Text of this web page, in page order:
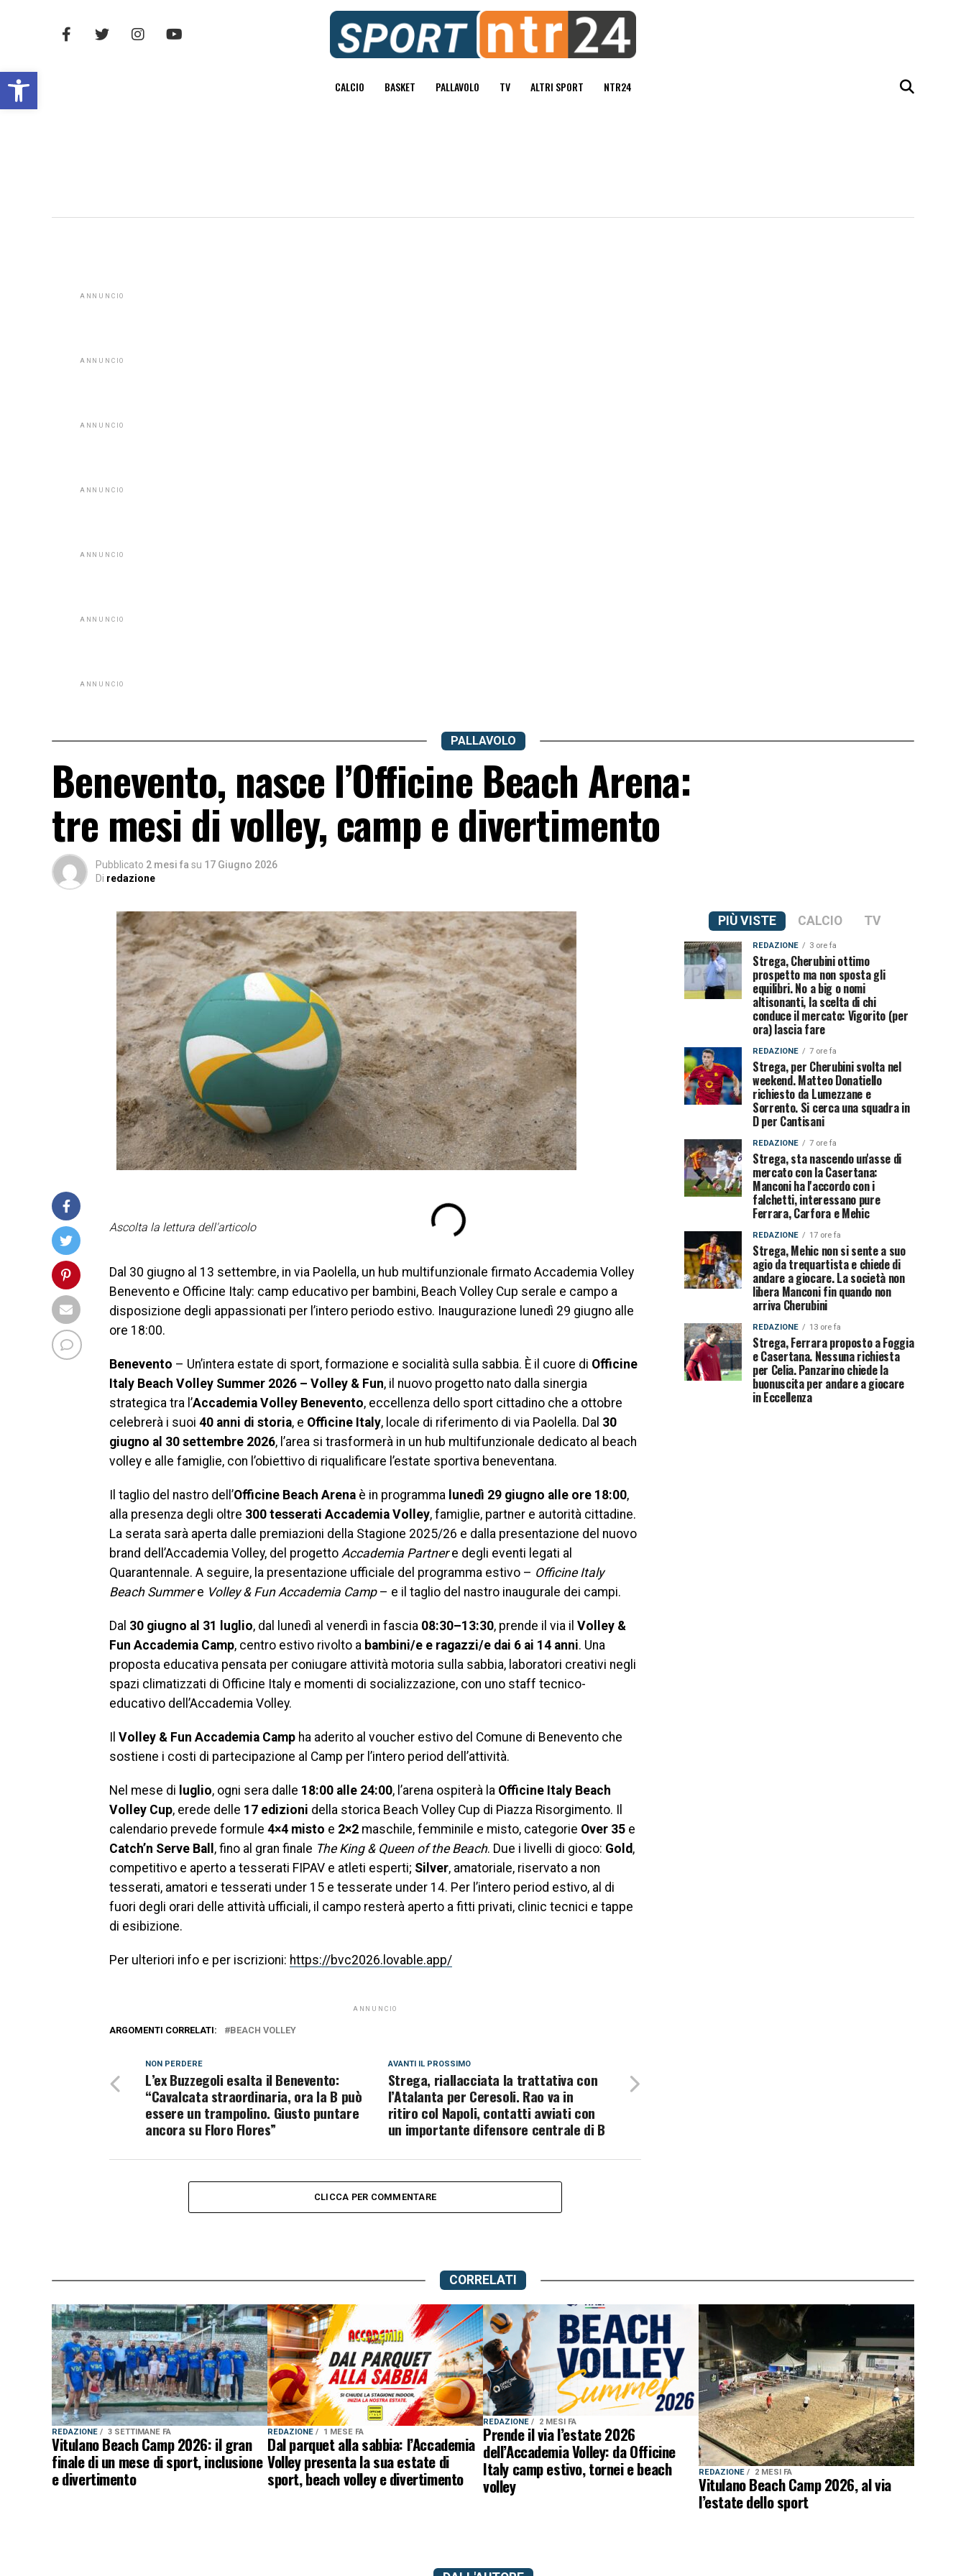
Open toolbar CALCIO BASKET PALLAVOLO TV ALTRI SPORT NTR24
ANNUNCIO
ANNUNCIO
ANNUNCIO
ANNUNCIO
ANNUNCIO
ANNUNCIO
ANNUNCIO
PALLAVOLO
Benevento, nasce l’Officine Beach Arena:
tre mesi di volley, camp e divertimento
Pubblicato 2 mesi fa su 17 Giugno 2026
Di redazione
Ascolta la lettura dell'articolo
Dal 30 giugno al 13 settembre, in via Paolella, un hub multifunzionale firmato Accademia Volley
Benevento e Officine Italy: camp educativo per bambini, Beach Volley Cup serale e campo a
disposizione degli appassionati per l’intero periodo estivo. Inaugurazione lunedì 29 giugno alle
ore 18:00.
Benevento – Un’intera estate di sport, formazione e socialità sulla sabbia. È il cuore di Officine
Italy Beach Volley Summer 2026 – Volley & Fun, il nuovo progetto nato dalla sinergia
strategica tra l’Accademia Volley Benevento, eccellenza dello sport cittadino che a ottobre
celebrerà i suoi 40 anni di storia, e Officine Italy, locale di riferimento di via Paolella. Dal 30
giugno al 30 settembre 2026, l’area si trasformerà in un hub multifunzionale dedicato al beach
volley e alle famiglie, con l’obiettivo di riqualificare l’estate sportiva beneventana.
Il taglio del nastro dell’Officine Beach Arena è in programma lunedì 29 giugno alle ore 18:00,
alla presenza degli oltre 300 tesserati Accademia Volley, famiglie, partner e autorità cittadine.
La serata sarà aperta dalle premiazioni della Stagione 2025/26 e dalla presentazione del nuovo
brand dell’Accademia Volley, del progetto Accademia Partnere degli eventi legati al
Quarantennale. A seguire, la presentazione ufficiale del programma estivo – Officine Italy
Beach Summere Volley & Fun Accademia Camp – e il taglio del nastro inaugurale dei campi.
Dal 30 giugno al 31 luglio, dal lunedì al venerdì in fascia 08:30–13:30, prende il via il Volley &
Fun Accademia Camp, centro estivo rivolto a bambini/e e ragazzi/e dai 6 ai 14 anni. Una
proposta educativa pensata per coniugare attività motoria sulla sabbia, laboratori creativi negli
spazi climatizzati di Officine Italy e momenti di socializzazione, con uno staff tecnico-
educativo dell’Accademia Volley.
Volley & Fun Accademia Camp ha aderito al voucher estivo del Comune di Benevento che
sostiene i costi di partecipazione al Camp per l’intero period dell’attività.
Nel mese di luglio, ogni sera dalle 18:00 alle 24:00, l’arena ospiterà la Officine Italy Beach
Volley Cup, erede delle 17 edizioni della storica Beach Volley Cup di Piazza Risorgimento. Il
calendario prevede formule 4×4 misto e 2×2 maschile, femminile e misto, categorie Over 35 e
Catch’n Serve Ball , fino al gran finale The King & Queen of the Beach. Due i livelli di gioco: Gold,
competitivo e aperto a tesserati FIPAV e atleti esperti; Silver, amatoriale, riservato a non
tesserati, amatori e tesserati under 15 e tesserate under 14. Per l’intero period estivo, al di
fuori degli orari delle attività ufficiali, il campo resterà aperto a fitti privati, clinic tecnici e tappe
di esibizione.
Per ulteriori info e per iscrizioni: https://bvc2026.lovable.app/
ANNUNCIO
ARGOMENTI CORRELATI: BEACH VOLLEY
AVANTI IL ​​PROSSIMO
Strega, riallacciata la trattativa con
l’Atalanta per Ceresoli. Rao va in
ritiro col Napoli, contatti avviati con
un importante difensore centrale di B
NON PERDERE
L’ex Buzzegoli esalta il Benevento:
“Cavalcata straordinaria, ora la B può
essere un trampolino. Giusto puntare
ancora su Floro Flores”
CLICCA PER COMMENTARE
PIÙ VISTE CALCIO TV
REDAZIONE 3 ore fa
Strega, Cherubini ottimo
prospetto ma non sposta gli
equilibri. No a big o nomi
altisonanti, la scelta di chi
conduce il mercato: Vigorito (per
ora) lascia fare
REDAZIONE 7 ore fa
Strega, per Cherubini svolta nel
weekend. Matteo Donatiello
richiesto da Lumezzane e
Sorrento. Si cerca una squadra in
D per Cantisani
REDAZIONE 7 ore fa
Strega, sta nascendo un'asse di
mercato con la Casertana:
Manconi ha l'accordo con i
falchetti, interessano pure
Ferrara, Carfora e Mehic
REDAZIONE 17 ore fa
Strega, Mehic non si sente a suo
agio da trequartista e chiede di
andare a giocare. La società non
libera Manconi fin quando non
arriva Cherubini
REDAZIONE 13 ore fa
Strega, Ferrara proposto a Foggia
e Casertana. Nessuna richiesta
per Celia. Panzarino chiede la
buonuscita per andare a giocare
in Eccellenza
CORRELATI
REDAZIONE 3 SETTIMANE FA
Vitulano Beach Camp 2026: il gran
finale di un mese di sport, inclusione
e divertimento
REDAZIONE 1 MESE FA
Dal parquet alla sabbia: l’Accademia
Volley presenta la sua estate di
sport, beach volley e divertimento
REDAZIONE 2 MESI FA
Prende il via l’estate 2026
dell’Accademia Volley: da Officine
Italy camp estivo, tornei e beach
volley
REDAZIONE 2 MESI FA
Vitulano Beach Camp 2026, al via
l’estate dello sport